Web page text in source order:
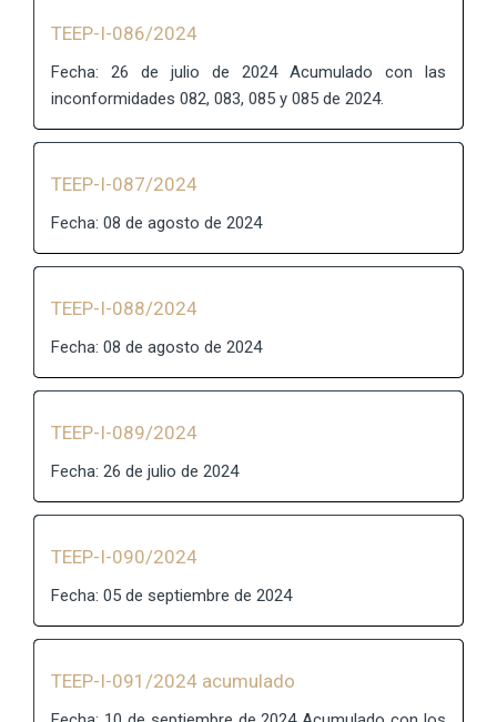
TEEP-I-086/2024
Fecha: 26 de julio de 2024 Acumulado con las
inconformidades 082, 083, 085 y 085 de 2024.
TEEP-I-087/2024
Fecha: 08 de agosto de 2024
TEEP-I-088/2024
Fecha: 08 de agosto de 2024
TEEP-I-089/2024
Fecha: 26 de julio de 2024
TEEP-I-090/2024
Fecha: 05 de septiembre de 2024
TEEP-I-091/2024 acumulado